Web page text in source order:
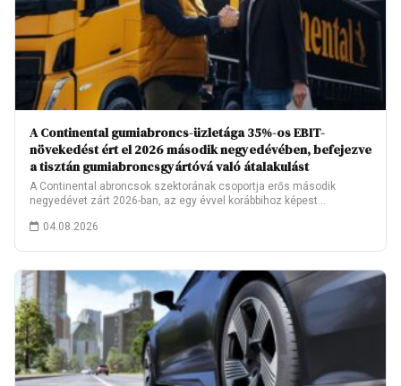
A Continental gumiabroncs-üzletága 35%-os EBIT-
növekedést ért el 2026 második negyedévében, befejezve
a tisztán gumiabroncsgyártóvá való átalakulást
A Continental abroncsok szektorának csoportja erős második
negyedévet zárt 2026-ban, az egy évvel korábbihoz képest…
04.08.2026